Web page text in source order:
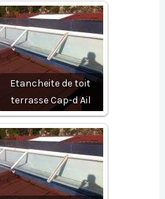
Etancheite de toit
terrasse Cap-d Ail